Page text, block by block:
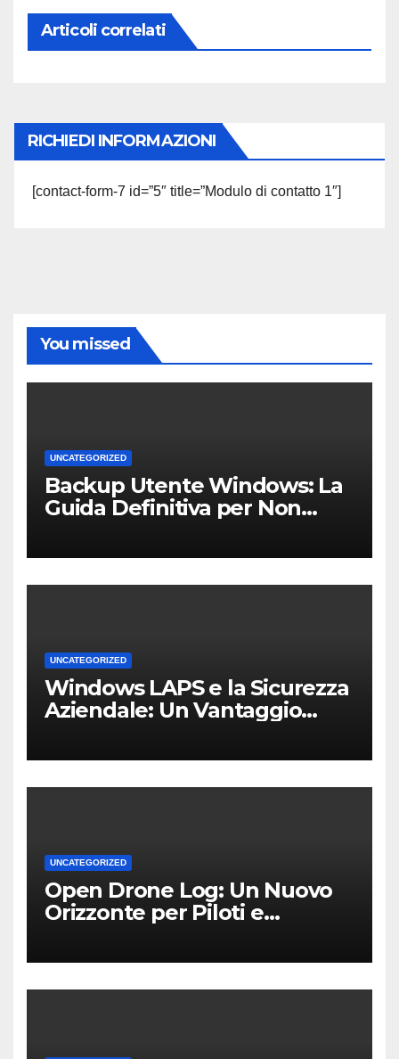
Articoli correlati
RICHIEDI INFORMAZIONI
[contact-form-7 id=”5″ title=”Modulo di contatto 1″]
You missed
UNCATEGORIZED
Backup Utente Windows: La
Guida Definitiva per Non
Casa o dell’Ufficio
UNCATEGORIZED
Windows LAPS e la Sicurezza
Aziendale: Un Vantaggio
UNCATEGORIZED
Open Drone Log: Un Nuovo
Orizzonte per Piloti e